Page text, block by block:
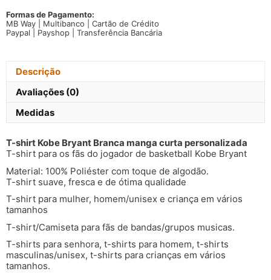
Kobe
Bryant
Formas de Pagamento:
MB Way | Multibanco | Cartão de Crédito
Paypal | Payshop | Transferência Bancária
Descrição
Avaliações (0)
Medidas
T-shirt Kobe Bryant Branca manga curta personalizada
T-shirt para os fãs do jogador de basketball Kobe Bryant
Material: 100% Poliéster com toque de algodão.
T-shirt suave, fresca e de ótima qualidade
T-shirt para mulher, homem/unisex e criança em vários
tamanhos
T-shirt/Camiseta para fãs de bandas/grupos musicas.
T-shirts para senhora, t-shirts para homem, t-shirts
masculinas/unisex, t-shirts para crianças em vários
tamanhos.